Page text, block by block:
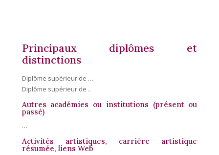
Principaux diplômes et
distinctions
Diplôme supérieur de …
Diplôme supérieur de ..
Autres académies ou institutions (présent ou
passé)
…
Activités artistiques, carrière artistique
résumée, liens Web